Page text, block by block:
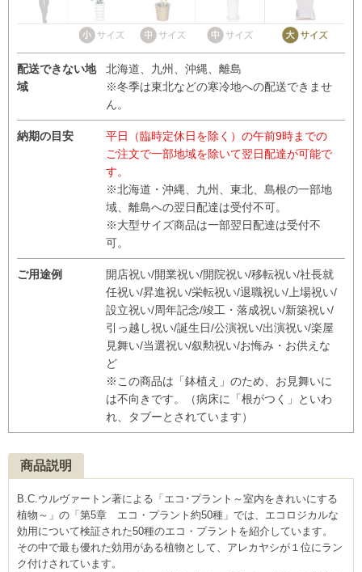
配送できない地
域
北海道、九州、沖縄、離島
※冬季は東北などの寒冷地への配送できませ
ん。
納期の目安
平日（臨時定休日を除く）の午前9時までの
ご注文で一部地域を除いて翌日配達が可能で
す。
※北海道・沖縄、九州、東北、島根の一部地
域、離島への翌日配達は受付不可。
※大型サイズ商品は一部翌日配達は受付不
可。
ご用途例
開店祝い/開業祝い/開院祝い/移転祝い/社長就
任祝い/昇進祝い/栄転祝い/退職祝い/上場祝い/
設立祝い/周年記念/竣工・落成祝い/新築祝い/
引っ越し祝い/誕生日/公演祝い/出演祝い/楽屋
見舞い/当選祝い/叙勲祝い/お悔み・お供えな
ど
※この商品は「鉢植え」のため、お見舞いに
は不向きです。（病床に「根がつく」といわ
れ、タブーとされています）
商品説明
B.C.ウルヴァートン著による「エコ･プラント～室内をきれいにする
植物～」の「第5章 エコ・プラント約50種」では、エコロジカルな
効用について検証された50種のエコ・プラントを紹介しています。
その中で最も優れた効用がある植物として、アレカヤシが１位にラン
ク付けされています。